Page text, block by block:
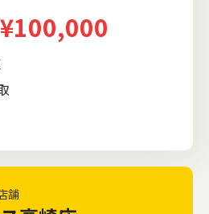
¥100,000
舗